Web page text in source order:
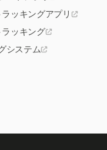
ッキングアプリ
ッキング
システム